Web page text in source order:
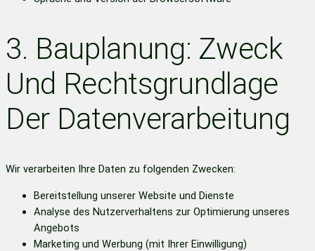
3. Bauplanung: Zweck
Und Rechtsgrundlage
Der Datenverarbeitung
Wir verarbeiten Ihre Daten zu folgenden Zwecken:
Bereitstellung unserer Website und Dienste
Analyse des Nutzerverhaltens zur Optimierung unseres
Angebots
Marketing und Werbung (mit Ihrer Einwilligung)